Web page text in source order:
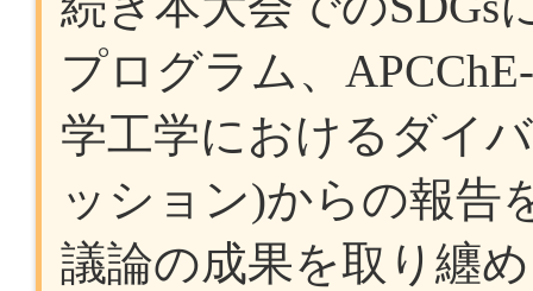
プログラム、
学工学におけるダイ
ッション)からの報告
議論の成果を取り纏